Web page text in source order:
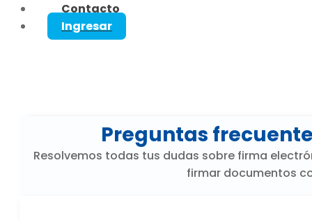
Contacto
Ingresar
Preguntas
Resolvemos todas tus dudas sobre firma
firmar documentos